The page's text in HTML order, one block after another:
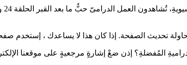
محاولة تحديث الصفحة. إذا كان هذا لا يساعدك ، إستخدم
المُفضلةِ؟ إذن ضعْ إشارةٍ مرجعيةٍ على موقعنا